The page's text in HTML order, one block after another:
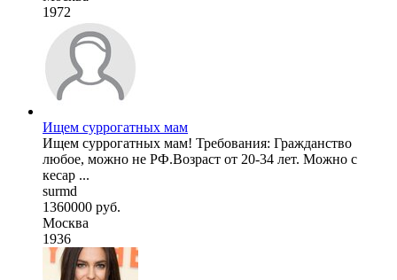
1972
Ищем суррогатных мам
Ищем суррогатных мам! Требования: Гражданство
любое, можно не РФ.Возраст от 20-34 лет. Можно с
кесар ...
surmd
1360000 руб.
Москва
1936